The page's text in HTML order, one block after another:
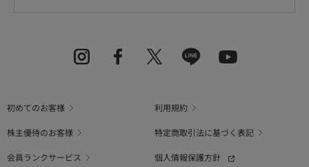
初めてのお客様
利用規約
株主優待のお客様
特定商取引法に基づく表記
会員ランクサービス
個人情報保護方針